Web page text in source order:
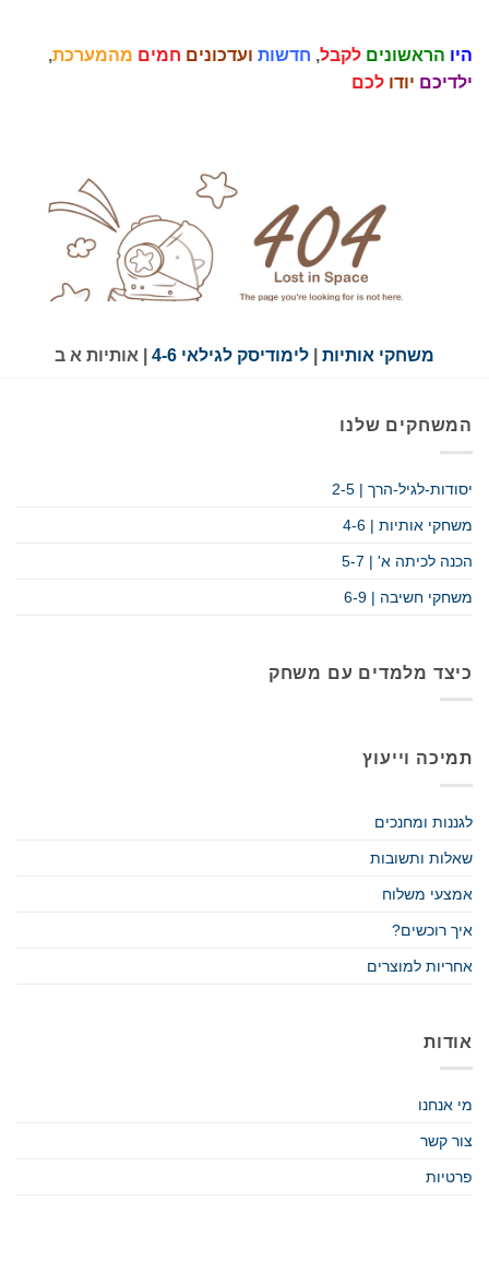
היו הראשונים לקבל, חדשות ועדכונים חמים מהמערכת,
ילדיכם יודו לכם
משחקי אותיות לימודיסק לגילאי 4-6 | אותיות א ב
המשחקים שלנו
יסודות-לגיל-הרך | 2-5
משחקי אותיות | 4-6
הכנה לכיתה א' | 5-7
משחקי חשיבה | 6-9
כיצד מלמדים עם משחק
תמיכה וייעוץ
לגננות ומחנכים
שאלות ותשובות
אמצעי משלוח
איך רוכשים?
אחריות למוצרים
אודות
מי אנחנו
צור קשר
פרטיות